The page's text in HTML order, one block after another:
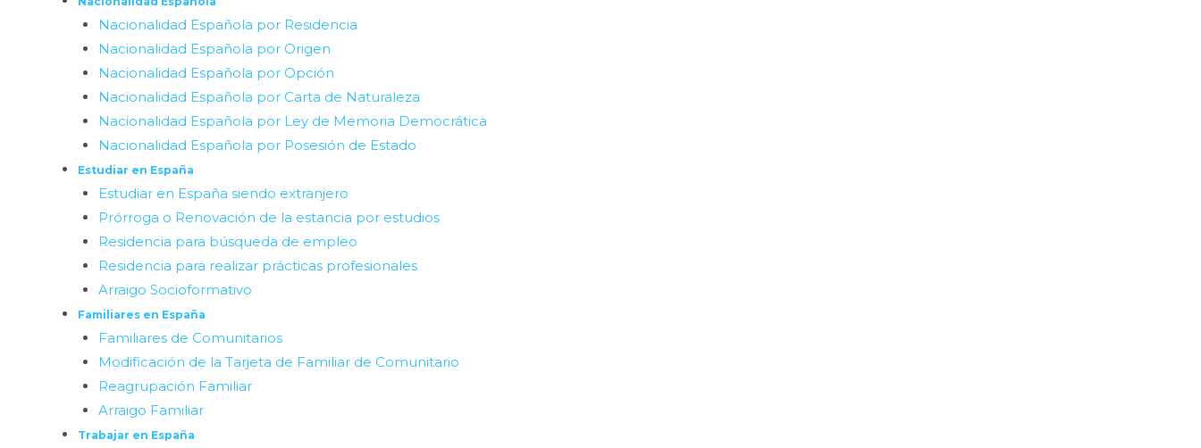
Nacionalidad Española por Residencia
Nacionalidad Española por Origen
Nacionalidad Española por Opción
Nacionalidad Española por Carta de Naturaleza
Nacionalidad Española por Ley de Memoria Democrática
Nacionalidad Española por Posesión de Estado
Estudiar en España
Estudiar en España siendo extranjero
Prórroga o Renovación de la estancia por estudios
Residencia para búsqueda de empleo
Residencia para realizar prácticas profesionales
Arraigo Socioformativo
Familiares en España
Familiares de Comunitarios
Modificación de la Tarjeta de Familiar de Comunitario
Reagrupación Familiar
Arraigo Familiar
Trabajar en España